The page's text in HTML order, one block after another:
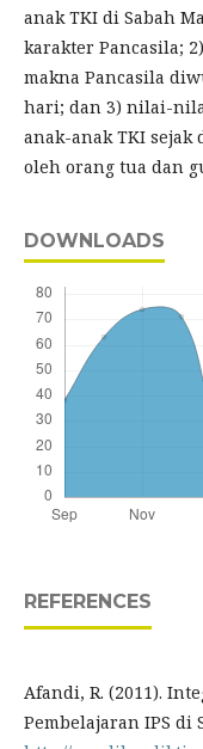
anak TKI di Sabah
karakter Pancasila;
makna Pancasila
hari; dan 3) nilai-
anak-anak TKI
oleh orang tua dan
DOWNLOADS
REFERENCES
Afandi, R. (2011).
Pembelajaran IPS di